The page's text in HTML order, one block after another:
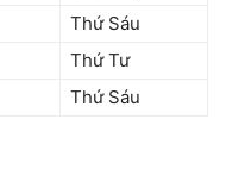
Thứ Sáu
Thứ Tư
Thứ Sáu